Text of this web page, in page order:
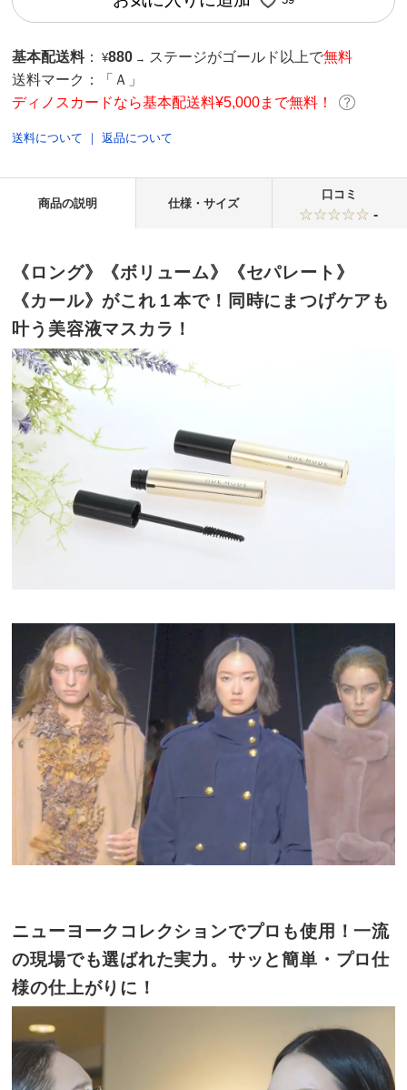
基本配送料 ： ¥880 → ステージがゴールド以上で無料
送料マーク：
「Ａ」
ディノスカードなら基本配送料¥5,000まで無料！
送料について ｜返品について
商品の説明 仕様・サイズ
口コミ
-
《ロング》《ボリューム》《セパレート》
《カール》がこれ１本で！同時にまつげケアも
叶う美容液マスカラ！
ニューヨークコレクションでプロも使用！一流
の現場でも選ばれた実力。サッと簡単・プロ仕
様の仕上がりに！